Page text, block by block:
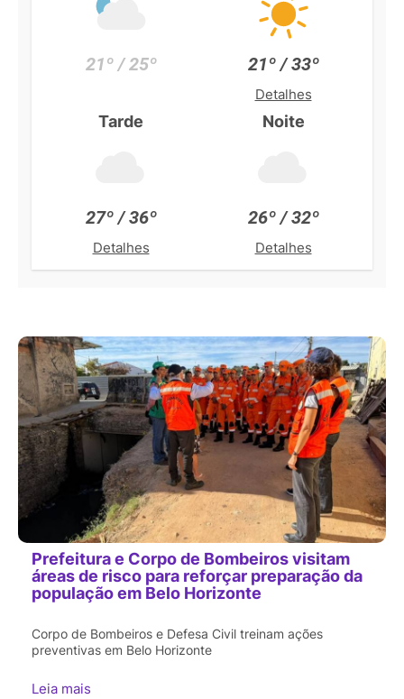
21º / 25º 21º / 33º
Detalhes
Tarde
27º / 36º
Detalhes
Noite
26º / 32º
Detalhes
Prefeitura e Corpo de Bombeiros visitam
áreas de risco para reforçar preparação da
população em Belo Horizonte
Corpo de Bombeiros e Defesa Civil treinam ações
preventivas em Belo Horizonte
Leia mais